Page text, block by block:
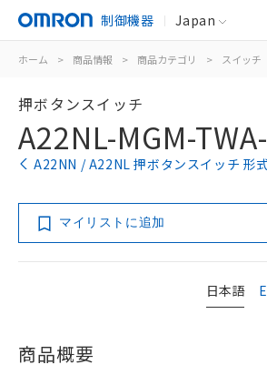
制御機器 Japan
ホーム > 商品情報 > 商品カテゴリ > スイッチ
押ボタンスイッチ
A22NL-MGM-
A22NN / A22NL 押ボタンスイッチ 形
マイリストに追加
日本語
商品概要